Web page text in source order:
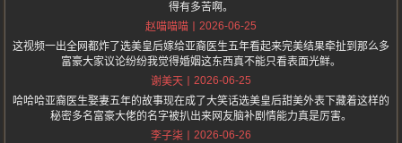
得有多苦啊。
赵喵喵喵
2026-06-25
这视频一出全网都炸了选美皇后嫁给亚裔医生五年看起来完美结果牵扯到那么多
富豪大家议论纷纷我觉得婚姻这东西真不能只看表面光鲜。
谢美天
2026-06-25
哈哈哈亚裔医生娶妻五年的故事现在成了大笑话选美皇后甜美外表下藏着这样的
秘密多名富豪大佬的名字被扒出来网友脑补剧情能力真是厉害。
李子柒
2026-06-26